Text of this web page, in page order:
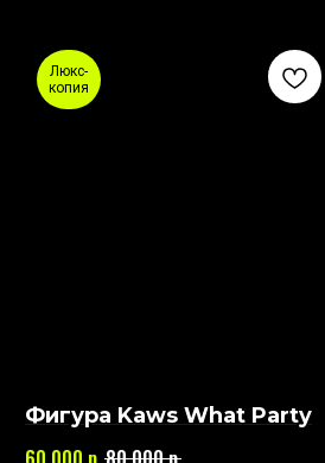
Люкс-
копия
Фигура Kaws What Party